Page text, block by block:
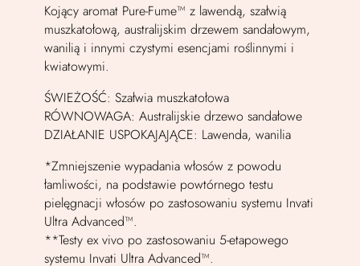
Kojący aromat Pure-Fume™ z lawendą, szałwią
muszkatołową, australijskim drzewem sandałowym,
wanilią i innymi czystymi esencjami roślinnymi i
kwiatowymi.
ŚWIEŻOŚĆ: Szałwia muszkatołowa
RÓWNOWAGA: Australijskie drzewo sandałowe
DZIAŁANIE USPOKAJAJĄCE: Lawenda, wanilia
*Zmniejszenie wypadania włosów z powodu
łamliwości, na podstawie powtórnego testu
pielęgnacji włosów po zastosowaniu systemu Invati
Ultra Advanced™.
**Testy ex vivo po zastosowaniu 5-etapowego
systemu Invati Ultra Advanced™.